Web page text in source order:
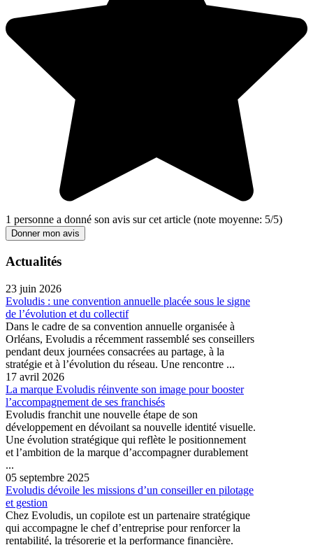
1 personne a donné son avis sur cet article (note moyenne: 5/5)
Donner mon avis
Actualités
23 juin 2026
Evoludis : une convention annuelle placée sous le signe
de l’évolution et du collectif
Dans le cadre de sa convention annuelle organisée à
Orléans, Evoludis a récemment rassemblé ses conseillers
pendant deux journées consacrées au partage, à la
stratégie et à l’évolution du réseau. Une rencontre ...
17 avril 2026
La marque Evoludis réinvente son image pour booster
l’accompagnement de ses franchisés
Evoludis franchit une nouvelle étape de son
développement en dévoilant sa nouvelle identité visuelle.
Une évolution stratégique qui reflète le positionnement
et l’ambition de la marque d’accompagner durablement
...
05 septembre 2025
Evoludis dévoile les missions d’un conseiller en pilotage
et gestion
Chez Evoludis, un copilote est un partenaire stratégique
qui accompagne le chef d’entreprise pour renforcer la
rentabilité, la trésorerie et la performance financière.